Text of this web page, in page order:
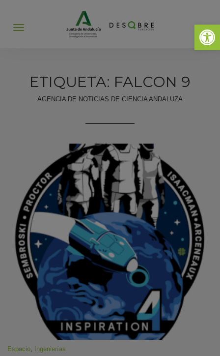
Abrir
Abrir
ETIQUETA: FALCON 9
AGENCIA DE NOTICIAS DE CIENCIA ANDALUZA
Espacio Ingenierías